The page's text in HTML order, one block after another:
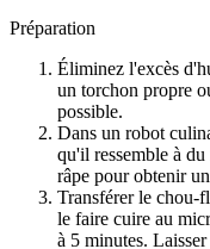
Préparation
Éliminez l'excès
un torchon propre
possible.
Dans un robot
qu'il ressemble à
râpe pour obtenir
Transférer le chou-
le faire cuire au
à 5 minutes.